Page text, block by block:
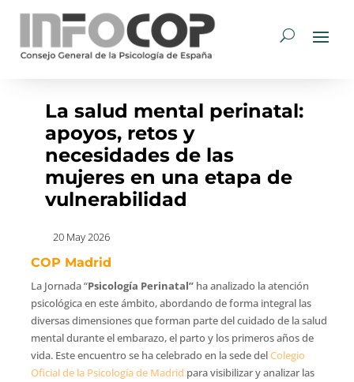
La salud mental perinatal:
apoyos, retos y
necesidades de las
mujeres en una etapa de
vulnerabilidad
20 May 2026
COP Madrid
La Jornada “Psicología Perinatal” ha analizado la atención
psicológica en este ámbito, abordando de forma integral las
diversas dimensiones que forman parte del cuidado de la salud
mental durante el embarazo, el parto y los primeros años de
vida. Este encuentro se ha celebrado en la sede delColegio
Oficial de la Psicología de Madrid para visibilizar y analizar las